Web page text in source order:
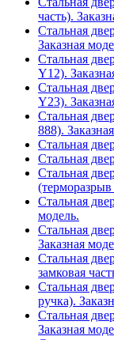
часть).
Стальная
Заказная
Стальная
Y12).
Стальная
Y23).
Стальная
888).
Стальная
Стальная
Стальная
(терморазрыв
Стальная
модель.
Стальная
Заказная
Стальная
замковая
Стальная
ручка).
Стальная
Заказная